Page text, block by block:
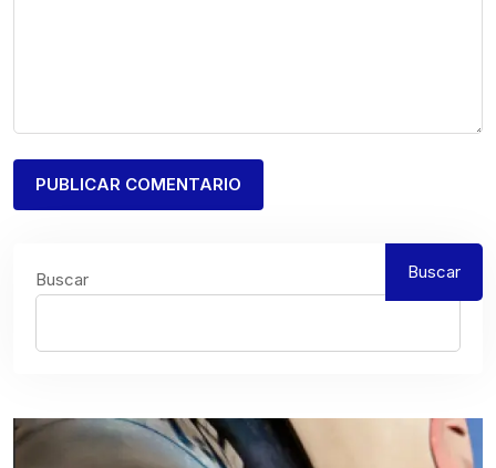
Buscar Buscar